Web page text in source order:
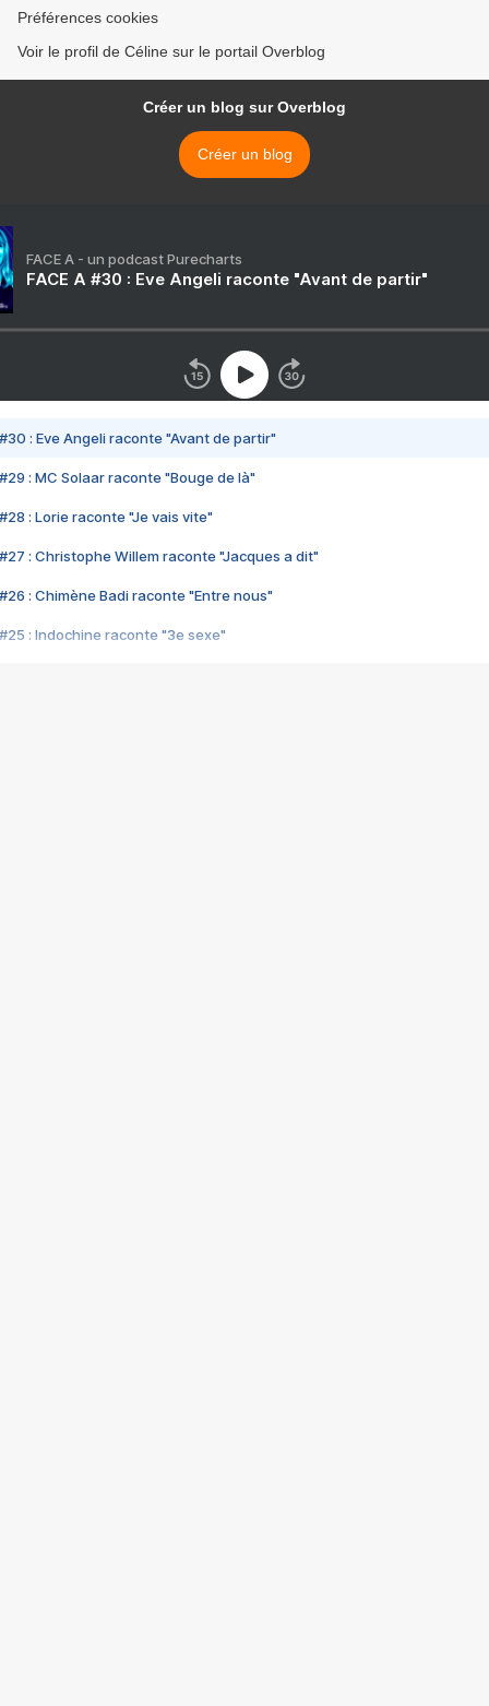
Préférences cookies
Voir le profil de Céline sur le portail Overblog
Créer un blog sur Overblog
Créer un blog
FACE A - un podcast Purecharts
FACE A #30 : Eve Angeli raconte "Avant de partir"
#30 : Eve Angeli raconte "Avant de partir"
#29 : MC Solaar raconte "Bouge de là"
#28 : Lorie raconte "Je vais vite"
#27 : Christophe Willem raconte "Jacques a dit"
#26 : Chimène Badi raconte "Entre nous"
#25 : Indochine raconte "3e sexe"